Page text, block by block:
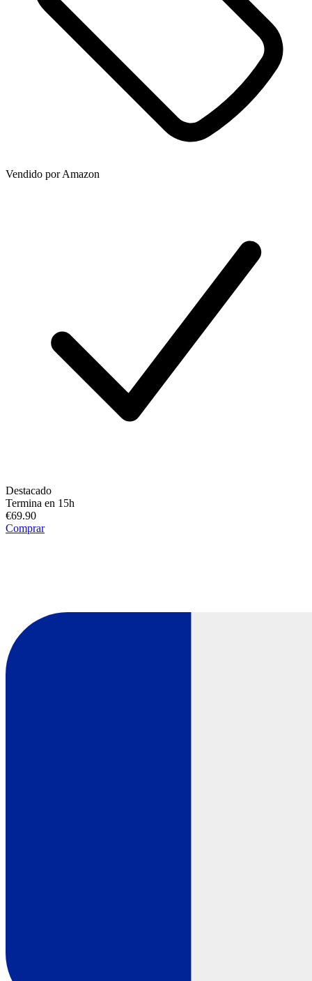
Vendido porAmazon
Destacado
Termina en 15h
€69.90
Comprar